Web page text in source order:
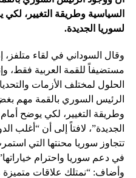
السياسية وطريقة التغيير، لكي
لسوريا الجديدة.
وقال السوداني في لقاء متلفز،
مستضيفاً للقمة العربية فقط،
الحلول لمختلف الأزمات
الرئيس السوري بالقمة مهم
وطريقة التغيير، لكي يوضح أمام
الجديدة”، لافتاً إلى أن “أغلب
تتجاوز سوريا محنتها التي
في دعم سوريا واحترام
وأضاف: “نمتلك علاقات متميزة